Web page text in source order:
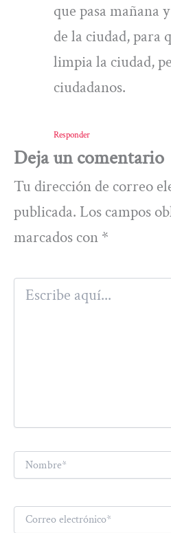
que pasa mañana
de la ciudad, para
limpia la ciudad,
ciudadanos.
Responder
Deja un comentario
Tu dirección de correo
publicada. Los campos
marcados con *
Escribe
aquí...
Nombre*
Correo
electrónico*